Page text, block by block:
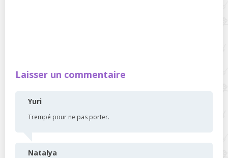
Laisser un commentaire
Yuri
Trempé pour ne pas porter.
Natalya